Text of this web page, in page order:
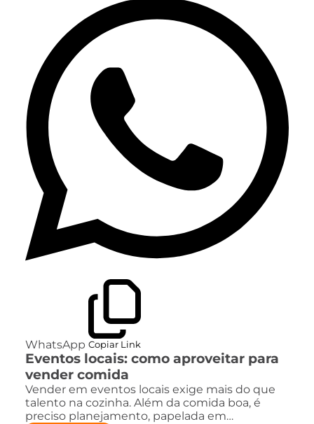
WhatsApp Copiar Link
Eventos locais: como aproveitar para
vender comida
Vender em eventos locais exige mais do que
talento na cozinha. Além da comida boa, é
preciso planejamento, papelada em…